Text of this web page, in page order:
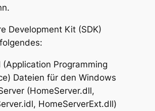
Development Kit (SDK)
(Application Programming
Dateien für den Windows
(HomeServer.dll,
HomeServerExt.dll)